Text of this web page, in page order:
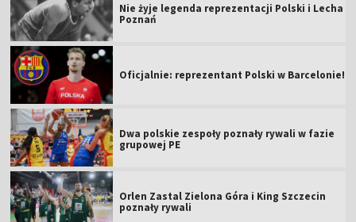
Nie żyje legenda reprezentacji Polski i Lecha
Poznań
Oficjalnie: reprezentant Polski w Barcelonie!
Dwa polskie zespoły poznały rywali w fazie
grupowej PE
Orlen Zastal Zielona Góra i King Szczecin
poznały rywali